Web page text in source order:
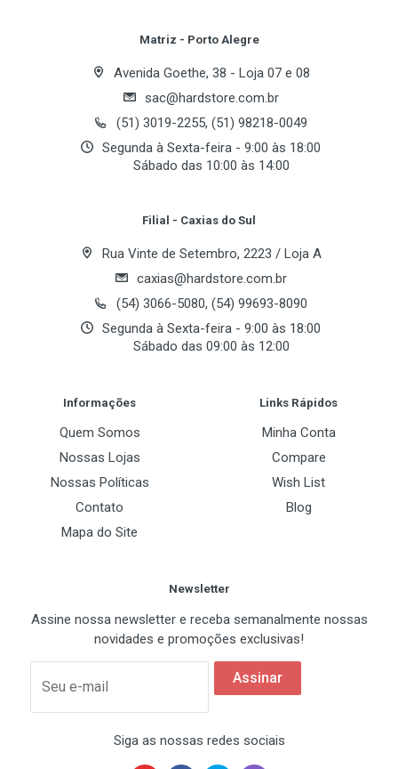
Your Name
Email Address
Matriz - Porto Alegre
Avenida Goethe, 38 - Loja 07 e 08
sac@hardstore.com.br
(51) 3019-2255, (51) 98218-0049
Segunda à Sexta-feira - 9:00 às 18:00
Sábado das 10:00 às 14:00
Filial - Caxias do Sul
Rua Vinte de Setembro, 2223 / Loja A
caxias@hardstore.com.br
(54) 3066-5080, (54) 99693-8090
Segunda à Sexta-feira - 9:00 às 18:00
Sábado das 09:00 às 12:00
Informações
Quem Somos
Nossas Lojas
Nossas Políticas
Contato
Mapa do Site
Links Rápidos
Minha Conta
Compare
Wish List
Blog
Newsletter
Assine nossa newsletter e receba semanalmente nossas
novidades e promoções exclusivas!
Seu e-mail
Assinar
Siga as nossas redes sociais